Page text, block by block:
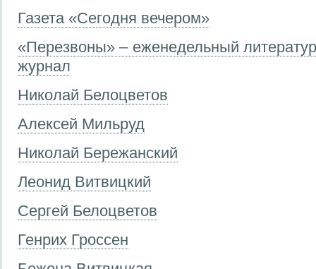
Газета «Сегодня вечером»
«Перезвоны» – еженедельный
журнал
Николай Белоцветов
Алексей Мильруд
Николай Бережанский
Леонид Витвицкий
Сергей Белоцветов
Генрих Гроссен